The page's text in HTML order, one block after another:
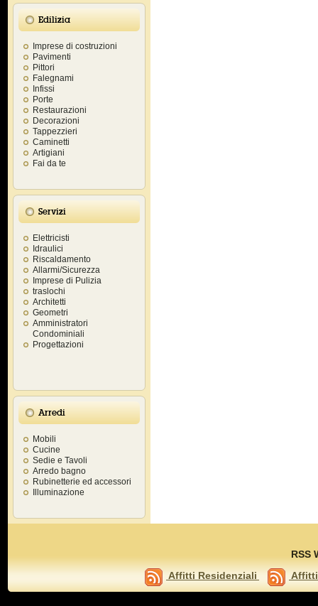
Edilizia
Imprese di costruzioni
Pavimenti
Pittori
Falegnami
Infissi
Porte
Restaurazioni
Decorazioni
Tappezzieri
Caminetti
Artigiani
Fai da te
Servizi
Elettricisti
Idraulici
Riscaldamento
Allarmi/Sicurezza
Imprese di Pulizia
traslochi
Architetti
Geometri
Amministratori
Condominiali
Progettazioni
Arredi
Mobili
Cucine
Sedie e Tavoli
Arredo bagno
Rubinetterie ed accessori
Illuminazione
RSS
Affitti Residenziali